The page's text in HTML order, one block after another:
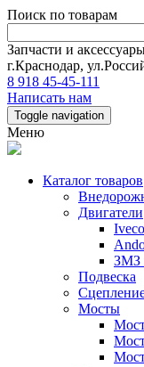
Поиск по товарам
Запчасти и
г.Краснодар,
8 918 45-45-111
Написать нам
Toggle navigation
Меню
Каталог товаров
Двигатели
Iveco
ЗМЗ
Подвеска
Мосты